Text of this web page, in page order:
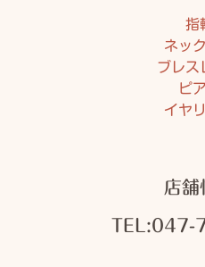
指
ネッ
ブレス
ピ
イヤ
店舗
TEL:047-